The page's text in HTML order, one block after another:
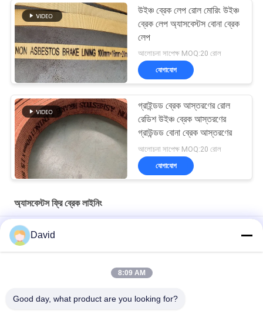
উইঞ্চ ব্রেক লেপ রোল মোরিং উইঞ্চ
ব্রেক লেপ অ্যাসবেস্টস বোনা ব্রেক
লেপ
আলোচনা সাপেক্ষ MOQ:20 রোল
যোগাযোগ
গ্রাইন্ডড ব্রেক আস্তরণের রোল
রেডিশ উইঞ্চ ব্রেক আস্তরণের
গ্রাউন্ডড বোনা ব্রেক আস্তরণের
আলোচনা সাপেক্ষ MOQ:20 রোল
যোগাযোগ
অ্যাসবেস্টস ফ্রি ব্রেক লাইনিং
অ্যাঙ্কর উইঞ্চ অ্যাজবেস্টম মুক্ত বোনা ব্রেক আস্তরণ রোল মধ্যে পরিবেশ বান্ধব ব্রেক
আস্তরণDavid
8:09 AM
Good day, what product are you looking for?